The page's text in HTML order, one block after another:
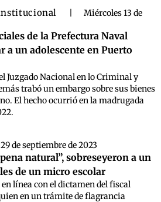
Miércoles 13 de
de la Prefectura Naval
a un adolescente en Puerto
Juzgado Nacional en lo Criminal y
trabó un embargo sobre sus bienes
El hecho ocurrió en la madrugada
de septiembre de 2023
natural”, sobreseyeron a un
de un micro escolar
línea con el dictamen del fiscal
en un trámite de flagrancia